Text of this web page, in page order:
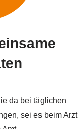
da bei täglichen
sei es beim Arzt